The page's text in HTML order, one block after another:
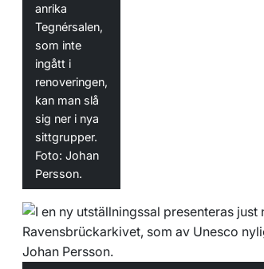
anrika
Tegnérsalen,
som inte
ingått i
renoveringen,
kan man slå
sig ner i nya
sittgrupper.
Foto: Johan
Persson.